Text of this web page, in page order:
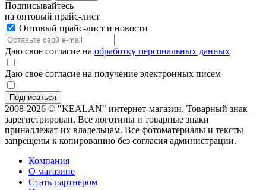
Подписывайтесь
на оптовый прайс-лист
Оптовый прайс-лист и новости
Даю свое согласие на обработку персональных данных
Даю свое согласие на получение электронных писем
2008-2026 © "KEALAN" интернет-магазин. Товарный знак
зарегистрирован. Все логотипы и товарные знаки
принадлежат их владельцам. Все фотоматериалы и тексты
запрещены к копированию без согласия администрации.
Компания
О магазине
Стать партнером